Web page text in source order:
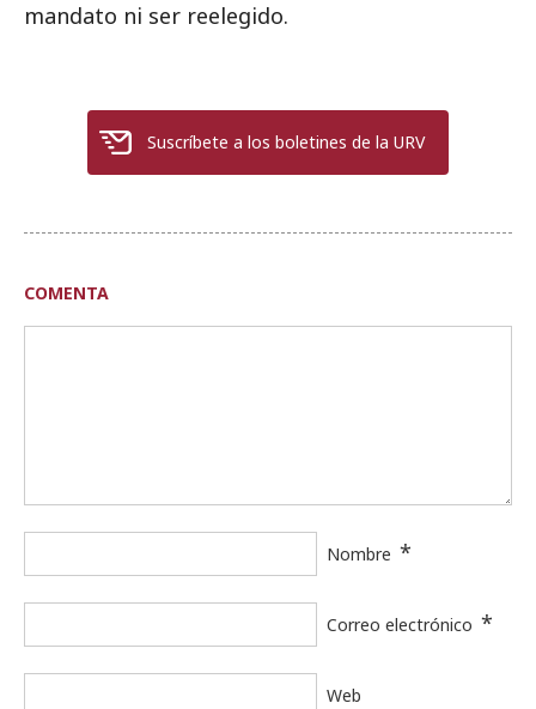
mandato ni ser reelegido.
Suscríbete a los boletines de la URV
COMENTA
Nombre *
Correo electrónico *
Web